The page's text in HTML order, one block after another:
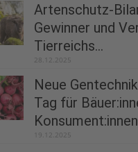
Artenschutz-
Gewinner und
Tierreichs...
28.12.2025
Neue
Tag für
19.12.2025